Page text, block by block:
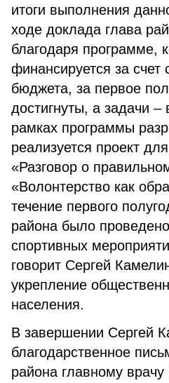
итоги выполнения
ходе доклада глава
благодаря программе,
финансируется за счет
бюджета, за первое
достигнуты, а задачи
рамках программы
реализуется проект
«Разговор о
«Волонтерство как
течение первого
района было
спортивных
говорит Сергей
укрепление
населения.
В завершении Сергей
благодарственное
района главному врачу